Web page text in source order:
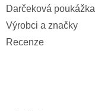
Darčeková poukážka
Výrobci a značky
Recenze